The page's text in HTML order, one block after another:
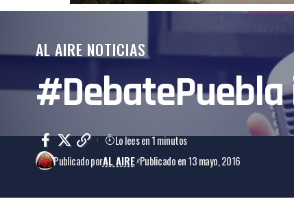
AL AIRE NOTICIAS
Publicado porAL AIRE Publicado en 13 mayo, 2016
Lo lees en 1 minutos